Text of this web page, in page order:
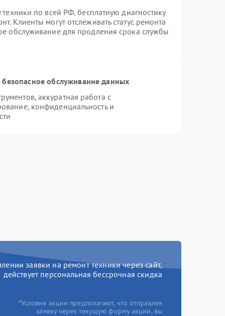
по всей РФ, бесплатную диагностику
Клиенты могут отслеживать статус ремонта
обслуживание для продления срока службы
обслуживание данных
аккуратная работа с
конфиденциальность и
заявки на ремонт техники через сайт,
действует персональная бессрочная скидка
*Условия акции предполагают, что отправляя
заявку через текущую форму акции, вы